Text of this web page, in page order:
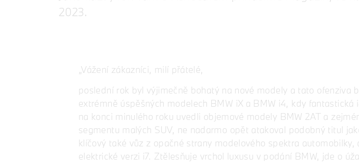
2023.
„Vážení zákazníci, milí přátelé,
poslední rok byl výjimečně bohatý na nové modely a tato ofenziva
extrémně úspěšných modelech BMW iX a BMW i4, kdy
na konci minulého roku uvedli objemové modely BMW 2AT a
segmentu malých SUV, ne nadarmo opět atakoval podobný titul
klíčový také vůz z opačné strany modelového spektra
elektrické verzi i7. Ztělesňuje vrchol luxusu v podání BMW, jde o